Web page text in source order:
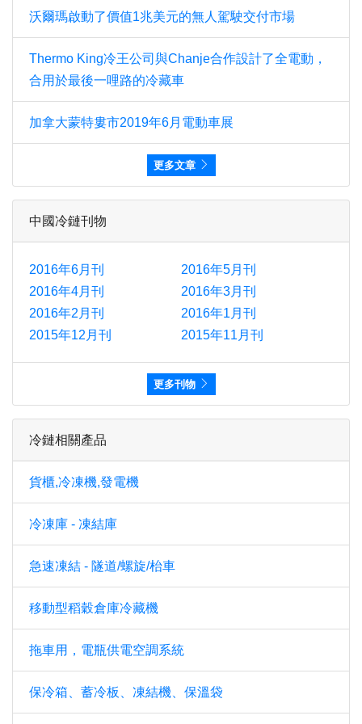
沃爾瑪啟動了價值1兆美元的無人駕駛交付市場
Thermo King冷王公司與Chanje合作設計了全電動，
合用於最後一哩路的冷藏車
加拿大蒙特婁市2019年6月電動車展
更多文章
中國冷鏈刊物
2016年6月刊
2016年5月刊
2016年4月刊
2016年3月刊
2016年2月刊
2016年1月刊
2015年12月刊
2015年11月刊
更多刊物
冷鏈相關產品
貨櫃,冷凍機,發電機
冷凍庫 - 凍結庫
急速凍結 - 隧道/螺旋/枱車
移動型稻穀倉庫冷藏機
拖車用，電瓶供電空調系統
保冷箱、蓄冷板、凍結機、保溫袋